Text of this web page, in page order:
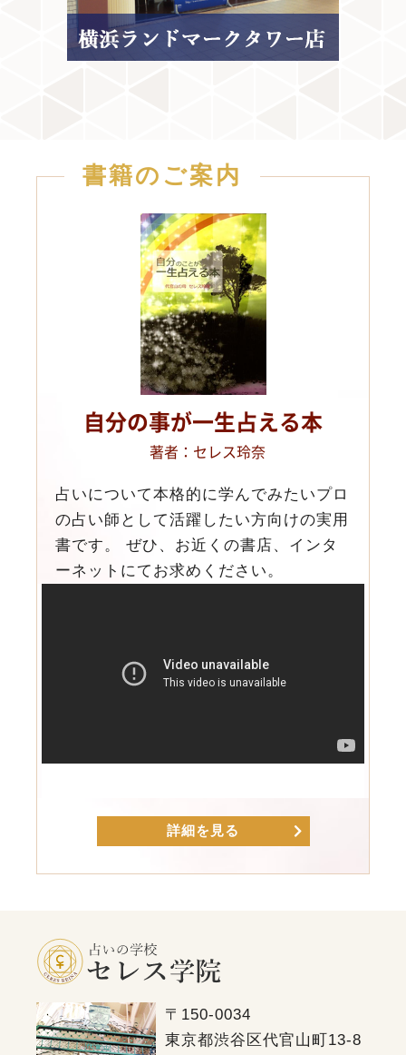
書籍のご案内
自分の事が一生占える本
著者：セレス玲奈
占いについて本格的に学んでみたいプロ
の占い師として活躍したい方向けの実用
書です。 ぜひ、お近くの書店、インタ
ーネットにてお求めください。
詳細を見る
〒150-0034
東京都渋谷区代官山町13-8